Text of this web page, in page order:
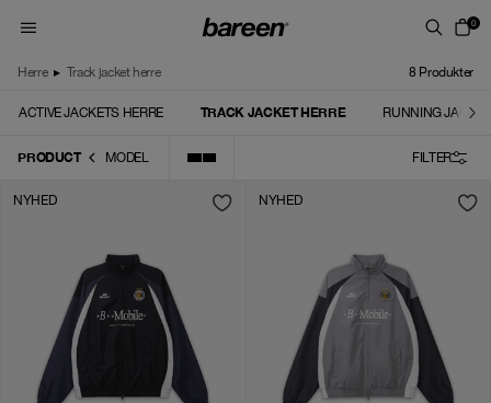
0
Herre ▸ Track jacket herre 8 Produkter
ACTIVE JACKETS HERRE TRACK JACKET HERRE RUNNING
PRODUCT MODEL FILTER
NYHED NYHED